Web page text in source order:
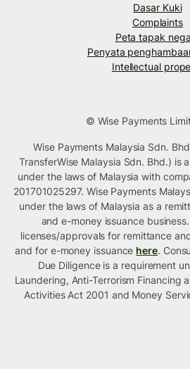
Dasar Kuki
Complaints
Peta tapak
Penyata
Intellectual
© Wise Payments
Wise Payments Malaysia Sdn.
TransferWise Malaysia Sdn. Bhd.) is
under the laws of Malaysia with
201701025297. Wise Payments
under the laws of Malaysia as a
and e-money issuance
licenses/approvals for remittance
and for e-money issuance here.
Due Diligence is a requirement
Laundering, Anti-Terrorism Financing
Activities Act 2001 and Money